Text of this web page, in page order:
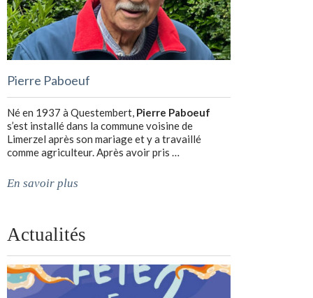
Pierre Paboeuf
Né en 1937 à Questembert, Pierre Paboeuf
s’est installé dans la commune voisine de
Limerzel après son mariage et y a travaillé
comme agriculteur. Après avoir pris …
En savoir plus
Actualités